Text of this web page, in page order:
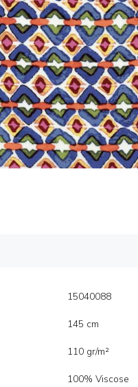
15040088
145 cm
110 gr/m²
100% Viscose